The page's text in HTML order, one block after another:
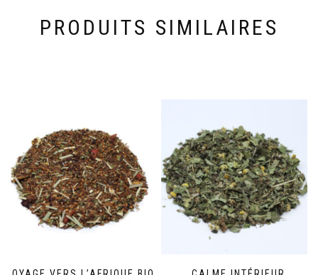
PRODUITS SIMILAIRES